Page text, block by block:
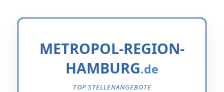
METROPOL-REGION-
HAMBURG
TOP STELLENANGEBOTE